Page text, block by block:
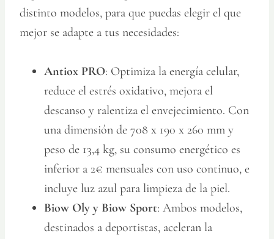
distinto modelos, para que puedas elegir el que
mejor se adapte a tus necesidades:
Antiox PRO: Optimiza la energía celular,
reduce el estrés oxidativo, mejora el
descanso y ralentiza el envejecimiento. Con
una dimensión de 708 x 190 x 260 mm y
peso de 13,4 kg, su consumo energético es
inferior a 2€ mensuales con uso continuo, e
incluye luz azul para limpieza de la piel.
Biow Oly y Biow Sport: Ambos modelos,
destinados a deportistas, aceleran la